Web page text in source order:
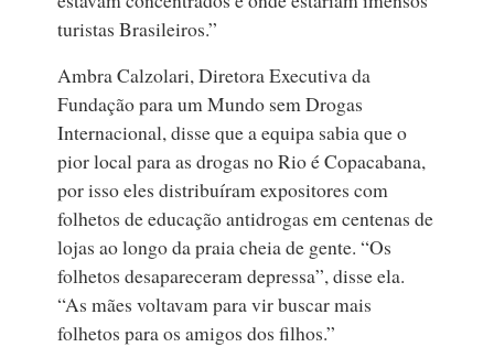
turistas Brasileiros.”
Ambra Calzolari, Diretora Executiva da
Fundação para um Mundo sem Drogas
Internacional, disse que a equipa sabia que o
pior local para as drogas no Rio é Copacabana,
por isso eles distribuíram expositores com
folhetos de educação antidrogas em centenas de
lojas ao longo da praia cheia de gente. “Os
folhetos desapareceram depressa”, disse ela.
“As mães voltavam para vir buscar mais
folhetos para os amigos dos filhos.”